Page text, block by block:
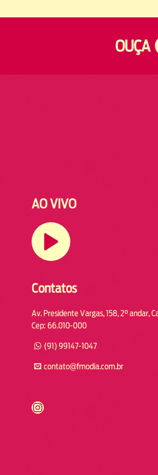
OUÇA
AO VIVO
Contatos
Av. Presidente Vargas, 158, 2° andar,
Cep: 66.010-000
(91) 99147-1047
contato@fmodia.com.br
https://www.instagram.com/fmodia.cabofrio/